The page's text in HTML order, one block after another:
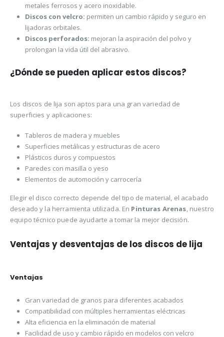
metales ferrosos y acero inoxidable.
Discos con velcro: permiten un cambio rápido y seguro en
lijadoras orbitales.
Discos perforados: mejoran la aspiración del polvo y
prolongan la vida útil del abrasivo.
¿Dónde se pueden aplicar estos discos?
Los discos de lija son aptos para una gran variedad de
superficies y aplicaciones:
Tableros de madera y muebles
Superficies metálicas y estructuras de acero
Plásticos duros y compuestos
Paredes con masilla o yeso
Elementos de automoción y carrocería
Elegir el disco correcto depende del tipo de material, el acabado
deseado y la herramienta utilizada. En Pinturas Arenas , nuestro
equipo técnico puede ayudarte a tomar la mejor decisión.
Ventajas y desventajas de los discos de lija
Ventajas
Gran variedad de granos para diferentes acabados
Compatibilidad con múltiples herramientas eléctricas
Alta eficiencia en la eliminación de material
Facilidad de uso y cambio rápido en modelos con velcro